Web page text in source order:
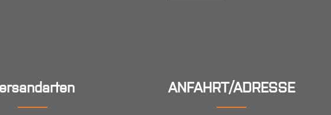
ANFAHRT/ADRESSE